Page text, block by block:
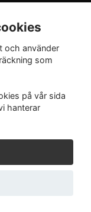
och använder
som
på vår sida
hanterar